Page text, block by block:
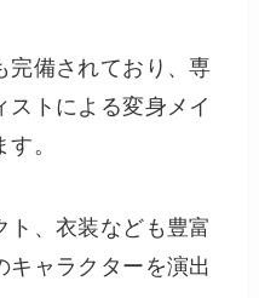
完備されており、専
ストによる変身メイ
。
ト、衣装なども豊富
キャラクターを演出